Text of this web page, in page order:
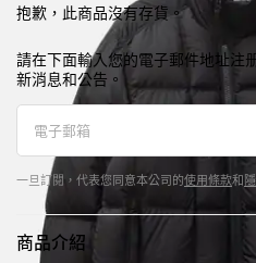
抱歉，此商品沒有存貨。
請在下面輸入您的電子郵件地址注
新消息和公告。
一旦訂閱，代表您同意本公司的使用條款和
商品介紹